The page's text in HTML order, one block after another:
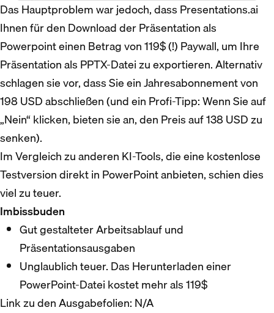
Das Hauptproblem war jedoch, dass Presentations.ai
Ihnen für den Download der Präsentation als
Powerpoint einen Betrag von 119$ (!) Paywall, um Ihre
Präsentation als PPTX-Datei zu exportieren. Alternativ
schlagen sie vor, dass Sie ein Jahresabonnement von
198 USD abschließen (und ein Profi-Tipp: Wenn Sie auf
„Nein“ klicken, bieten sie an, den Preis auf 138 USD zu
senken).
Im Vergleich zu anderen KI-Tools, die eine kostenlose
Testversion direkt in PowerPoint anbieten, schien dies
viel zu teuer.
Imbissbuden
Gut gestalteter Arbeitsablauf und
Präsentationsausgaben
Unglaublich teuer. Das Herunterladen einer
PowerPoint-Datei kostet mehr als 119$
Link zu den Ausgabefolien: N/A